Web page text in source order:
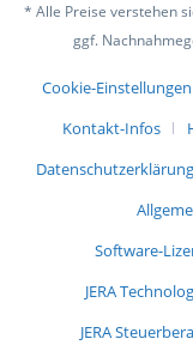
* Alle Preise verstehen
ggf.
Cookie-Einstellungen
Kontakt-Infos
Datenschutzerklärung
Software-
JERA
JERA